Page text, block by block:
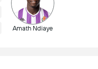
Amath Ndiaye